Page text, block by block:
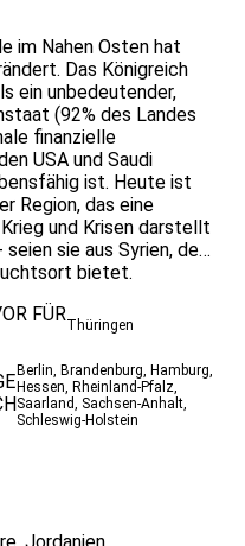
im Nahen Osten hat
Das Königreich
ein unbedeutender,
(92% des Landes
finanzielle
USA und Saudi
ist. Heute ist
Region, das eine
und Krisen darstellt
sie aus Syrien, dem
bietet.
FÜRThüringen
Berlin, Brandenburg, Hamburg,
Hessen, Rheinland-Pfalz,
Saarland, Sachsen-Anhalt,
Schleswig-Holstein